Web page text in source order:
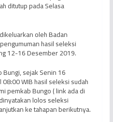
ditutup pada Selasa
oleh Badan
hasil seleksi
12-16 Desember 2019.
sejak Senin 16
WIB hasil seleksi sudah
pemkab Bungo ( link ada di
lolos seleksi
ke tahapan berikutnya.